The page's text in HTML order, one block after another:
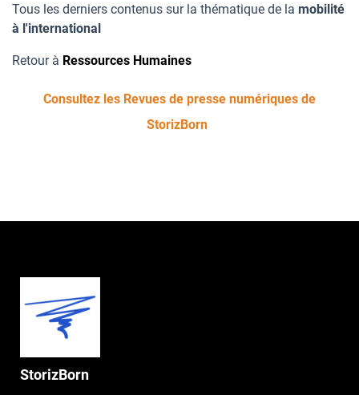
Tous les derniers contenus sur la thématique de la mobilité
à l'international
Retour à Ressources Humaines
Consultez les Revues de presse numériques de
StorizBorn
StorizBorn